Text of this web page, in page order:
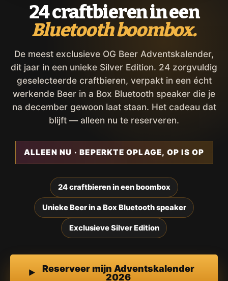
24 craftbieren in een
Bluetooth boombox.
De meest exclusieve OG Beer Adventskalender,
dit jaar in een unieke Silver Edition. 24 zorgvuldig
geselecteerde craftbieren, verpakt in een écht
werkende Beer in a Box Bluetooth speaker die je
na december gewoon laat staan. Het cadeau dat
blijft — alleen nu te reserveren.
ALLEEN NU · BEPERKTE OPLAGE, OP IS OP
24 craftbieren in een boombox
Unieke Beer in a Box Bluetooth speaker
Exclusieve Silver Edition
Reserveer mijn Adventskalender
2026